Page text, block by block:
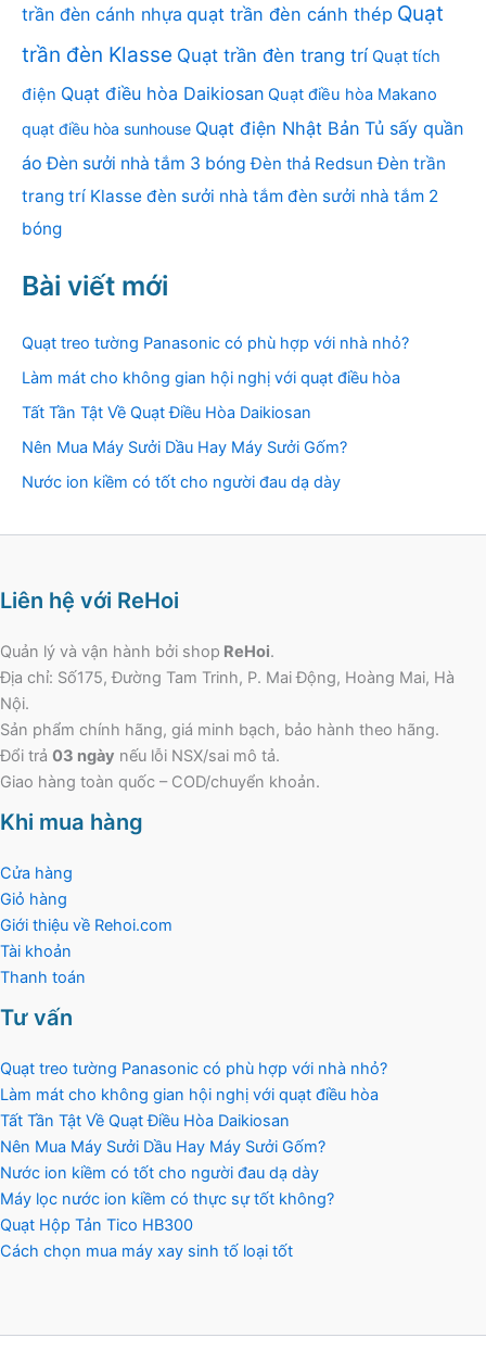
trần đèn cánh nhựa quạt trần đèn cánh thép Quạt
trần đèn Klasse Quạt trần đèn trang trí Quạt tích
điện Quạt điều hòa Daikiosan Quạt điều hòa Makano
quạt điều hòa sunhouse Quạt điện Nhật Bản Tủ sấy quần
áo Đèn sưởi nhà tắm 3 bóng Đèn thả Redsun Đèn trần
trang trí Klasse đèn sưởi nhà tắm đèn sưởi nhà tắm 2
bóng
Bài viết mới
Quạt treo tường Panasonic có phù hợp với nhà nhỏ?
Làm mát cho không gian hội nghị với quạt điều hòa
Tất Tần Tật Về Quạt Điều Hòa Daikiosan
Nên Mua Máy Sưởi Dầu Hay Máy Sưởi Gốm?
Nước ion kiềm có tốt cho người đau dạ dày
Liên hệ với ReHoi
Quản lý và vận hành bởi shop ReHoi.
Địa chỉ: Số175, Đường Tam Trinh, P. Mai Động, Hoàng Mai, Hà
Nội.
Sản phẩm chính hãng, giá minh bạch, bảo hành theo hãng.
Đổi trả 03 ngày nếu lỗi NSX/sai mô tả.
Giao hàng toàn quốc – COD/chuyển khoản.
Khi mua hàng
Cửa hàng
Giỏ hàng
Giới thiệu về Rehoi.com
Tài khoản
Thanh toán
Tư vấn
Quạt treo tường Panasonic có phù hợp với nhà nhỏ?
Làm mát cho không gian hội nghị với quạt điều hòa
Tất Tần Tật Về Quạt Điều Hòa Daikiosan
Nên Mua Máy Sưởi Dầu Hay Máy Sưởi Gốm?
Nước ion kiềm có tốt cho người đau dạ dày
Máy lọc nước ion kiềm có thực sự tốt không?
Quạt Hộp Tản Tico HB300
Cách chọn mua máy xay sinh tố loại tốt